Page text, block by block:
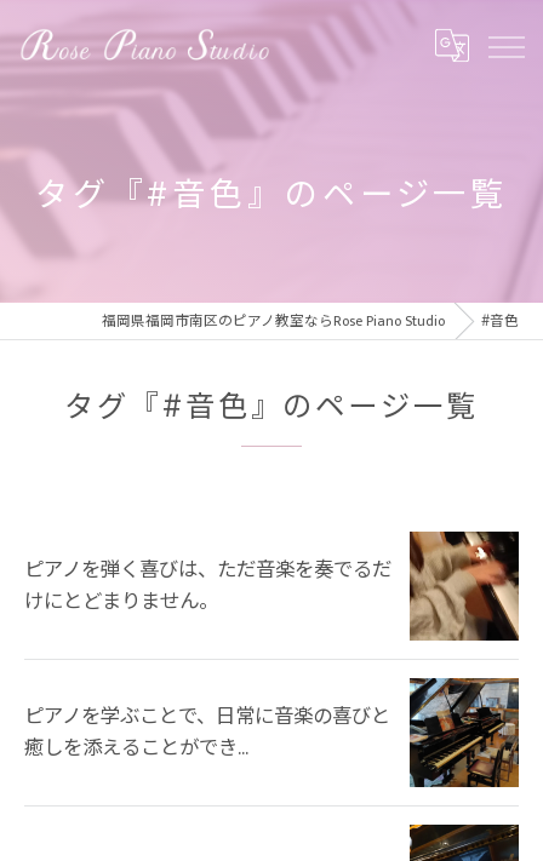
タグ『#音色』のページ一覧
福岡県福岡市南区のピアノ教室ならRose Piano Studio #音色
タグ『#音色』のページ一覧
ピアノを弾く喜びは、ただ音楽を奏でるだ
けにとどまりません。
ピアノを学ぶことで、日常に音楽の喜びと
癒しを添えることができ...